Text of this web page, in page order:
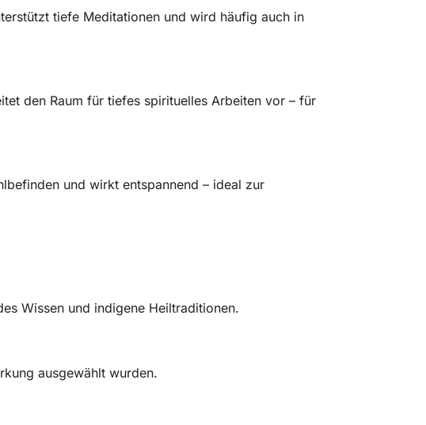
tiefe Meditationen und wird häufig auch in
den Raum für tiefes spirituelles Arbeiten vor – für
und wirkt entspannend – ideal zur
Wissen und indigene Heiltraditionen.
ausgewählt wurden.